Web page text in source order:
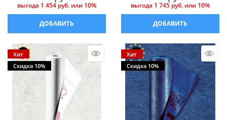
выгода 1 454 руб. или 10%
ДОБАВИТЬ
выгода 1 745 руб. или 10%
ДОБАВИТЬ
Хит
Скидка 10%
Хит
Скидка 10%